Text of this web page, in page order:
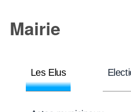
Mairie
Les Elus